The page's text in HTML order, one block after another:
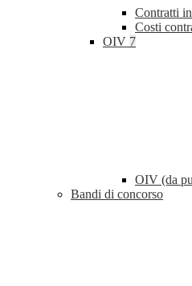
Contratti
Costi
OIV 7
OIV (da
Bandi di concorso